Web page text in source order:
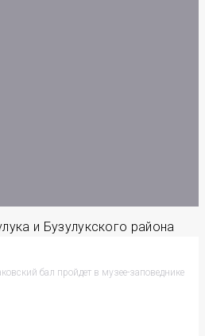
и Бузулукского района
бал пройдет в музее-заповеднике